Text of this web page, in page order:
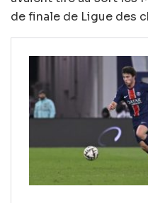
de finale de Ligue des